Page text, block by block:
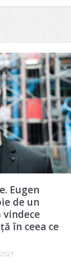
Eugen
de un
în ceea ce